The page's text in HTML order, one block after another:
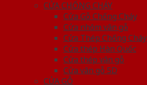
CỬA CHỐNG CHÁY
Cửa Gỗ Chống Cháy
Cửa nhôm vân gỗ
Cửa Thép Chống Cháy
Cửa thép Hàn Quốc
Cửa thép vân gỗ
Cửa vân gỗ 5D
CỬA GỖ